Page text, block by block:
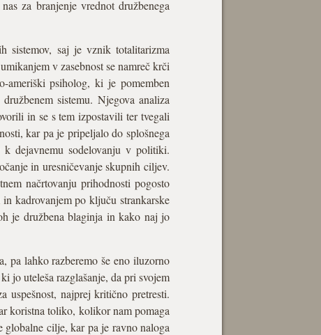
za branjenje vrednot družbenega
sistemov, saj je vznik totalitarizma
v zasebnost se namreč krči
ameriški psiholog, ki je pomemben
sistemu. Njegova analiza
in se s tem izpostavili ter tvegali
kar pa je pripeljalo do splošnega
k dejavnemu sodelovanju v politiki.
in uresničevanje skupnih ciljev.
načrtovanju prihodnosti pogosto
kadrovanjem po ključu strankarske
je družbena blaginja in kako naj jo
pa lahko razberemo še eno iluzorno
jo uteleša razglašanje, da pri svojem
uspešnost, najprej kritično pretresti.
koristna toliko, kolikor nam pomaga
cilje, kar pa je ravno naloga